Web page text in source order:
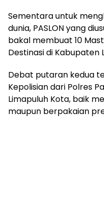
Sementara untuk
dunia, PASLON yang
bakal membuat 10
Destinasi di Kabupaten
Debat putaran kedua
Kepolisian dari Polres
Limapuluh Kota, baik
maupun berpakaian